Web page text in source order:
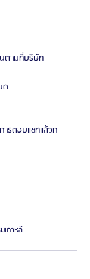
นตามที่บริษัท
ด
ารตอบแชทแล้วก
เกาหลี